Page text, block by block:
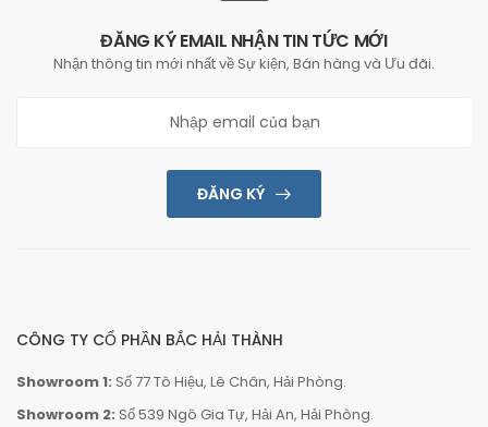
ĐĂNG KÝ EMAIL NHẬN TIN TỨC MỚI
Nhận thông tin mới nhất về Sự kiện, Bán hàng và Ưu đãi.
ĐĂNG KÝ
CÔNG TY CỔ PHẦN BẮC HẢI THÀNH
Showroom 1: Số 77 Tô Hiệu, Lê Chân, Hải Phòng.
Showroom 2: Số 539 Ngô Gia Tự, Hải An, Hải Phòng.